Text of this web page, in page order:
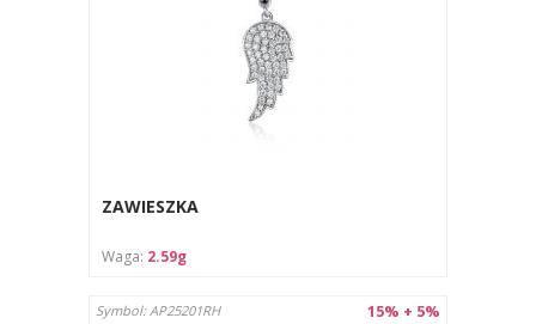
ZAWIESZKA
Waga: 2.59g
15% + 5%
Symbol: AP25201RH